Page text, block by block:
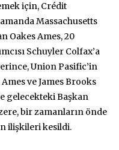
için, Crédit
Massachusetts
Oakes Ames, 20
Schuyler Colfax’a
Union Pasific’in
ve James Brooks
gelecekteki Başkan
bir zamanların önde
ilişkileri kesildi.